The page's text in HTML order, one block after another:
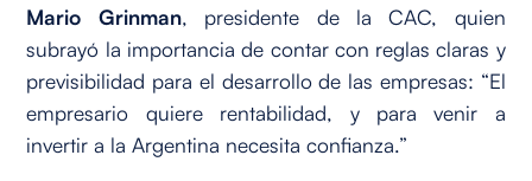
Mario Grinman, presidente de la CAC, quien
subrayó la importancia de contar con reglas claras y
previsibilidad para el desarrollo de las empresas: “El
empresario quiere rentabilidad, y para venir a
invertir a la Argentina necesita confianza.”